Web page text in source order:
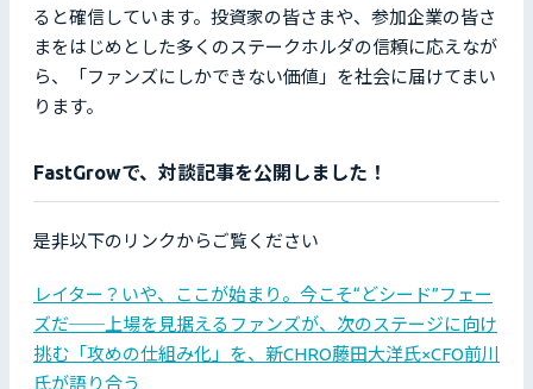
ると確信しています。投資家の皆さまや、参加企業の皆さ
まをはじめとした多くのステークホルダの信頼に応えなが
ら、「ファンズにしかできない価値」を社会に届けてまい
ります。
FastGrowで、対談記事を公開しました！
是非以下のリンクからご覧ください
レイター？いや、ここが始まり。今こそ“どシード”フェー
ズだ──上場を見据えるファンズが、次のステージに向け
挑む「攻めの仕組み化」を、新CHRO藤田大洋氏×CFO前川
氏が語り合う